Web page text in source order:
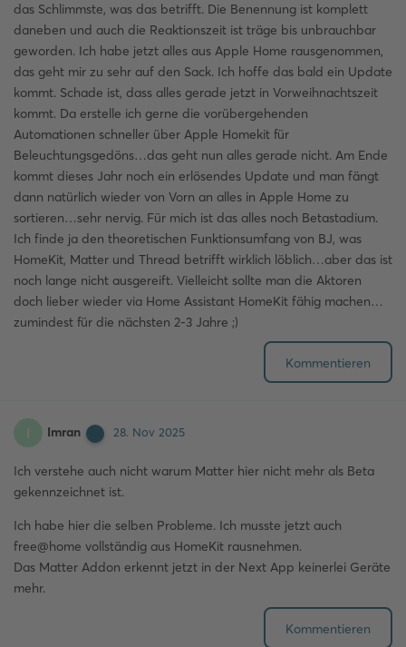
das Schlimmste, was das betrifft. Die Benennung ist komplett
daneben und auch die Reaktionszeit ist träge bis unbrauchbar
geworden. Ich habe jetzt alles aus Apple Home rausgenommen,
das geht mir zu sehr auf den Sack. Ich hoffe das bald ein Update
kommt. Schade ist, dass alles gerade jetzt in Vorweihnachtszeit
kommt. Da erstelle ich gerne die vorübergehenden
Automationen schneller über Apple Homekit für
Beleuchtungsgedöns…das geht nun alles gerade nicht. Am Ende
kommt dieses Jahr noch ein erlösendes Update und man fängt
dann natürlich wieder von Vorn an alles in Apple Home zu
sortieren…sehr nervig. Für mich ist das alles noch Betastadium.
Ich finde ja den theoretischen Funktionsumfang von BJ, was
HomeKit, Matter und Thread betrifft wirklich löblich…aber das ist
noch lange nicht ausgereift. Vielleicht sollte man die Aktoren
doch lieber wieder via Home Assistant HomeKit fähig machen…
zumindest für die nächsten 2-3 Jahre ;)
Kommentieren
I Imran 28. Nov 2025
Ich verstehe auch nicht warum Matter hier nicht mehr als Beta
gekennzeichnet ist.
Ich habe hier die selben Probleme. Ich musste jetzt auch
free@home vollständig aus HomeKit rausnehmen.
Das Matter Addon erkennt jetzt in der Next App keinerlei Geräte
mehr.
Kommentieren